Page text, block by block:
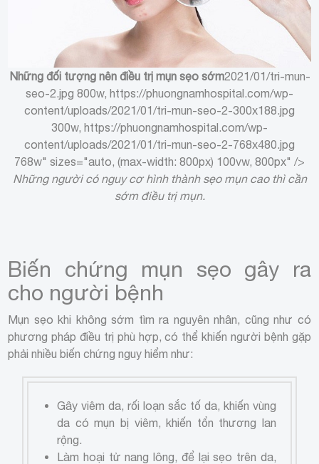
Những đối tượng nên điều trị mụn sẹo sớm2021/01/tri-mun-
seo-2.jpg 800w, https://phuongnamhospital.com/wp-
content/uploads/2021/01/tri-mun-seo-2-300x188.jpg
300w, https://phuongnamhospital.com/wp-
content/uploads/2021/01/tri-mun-seo-2-768x480.jpg
768w" sizes="auto, (max-width: 800px) 100vw, 800px" />
Những người có nguy cơ hình thành sẹo mụn cao thì cần
sớm điều trị mụn.
Biến chứng mụn sẹo gây ra
cho người bệnh
Mụn sẹo khi không sớm tìm ra nguyên nhân, cũng như có
phương pháp điều trị phù hợp, có thể khiến người bệnh gặp
phải nhiều biến chứng nguy hiểm như:
Gây viêm da, rối loạn sắc tố da, khiến vùng
da có mụn bị viêm, khiến tổn thương lan
rộng.
Làm hoại tử nang lông, để lại sẹo trên da,